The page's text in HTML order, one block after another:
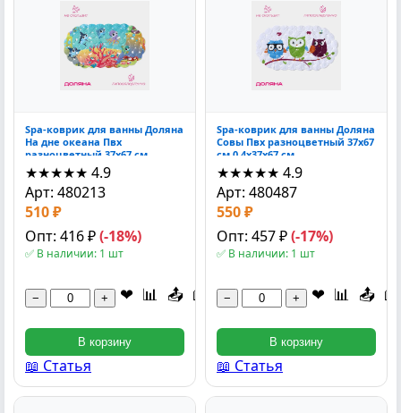
Spa-коврик для ванны Доляна
На дне океана Пвх
разноцветный 37x67 см
0.3x37x67 см
★★★★★ 4.9
Арт: 480213
510 ₽
Опт: 416 ₽(-18%)
✅ В наличии: 1 шт
− + ❤ 📊 📤 📖
В корзину
📖 Статья
Spa-коврик для ванны Доляна
Совы Пвх разноцветный 37x67
см 0.4x37x67 см
★★★★★ 4.9
Арт: 480487
550 ₽
Опт: 457 ₽(-17%)
✅ В наличии: 1 шт
− + ❤ 📊 📤 📖
В корзину
📖 Статья